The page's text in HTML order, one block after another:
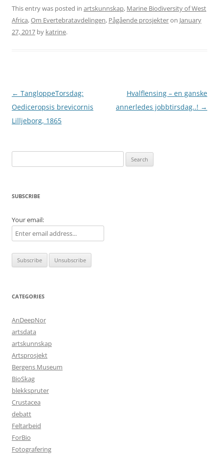
This entry was posted in artskunnskap, Marine Biodiversity of West
Africa,Om Evertebratavdelingen, Pågående prosjekteron January
27, 2017 by katrine.
Post
navigation
← TangloppeTorsdag:
Oediceropsis brevicornis
Lilljeborg, 1865
Hvalflensing – en ganske
annerledes jobbtirsdag..! →
for:
SUBSCRIBE
Your email:
CATEGORIES
AnDeepNor
artsdata
artskunnskap
Artsprosjekt
Bergens Museum
BioSkag
blekkspruter
Crustacea
debatt
Feltarbeid
ForBio
Fotografering